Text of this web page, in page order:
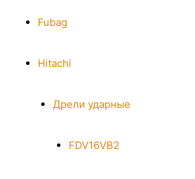
Fubag
Hitachi
Дрели ударные
FDV16VB2